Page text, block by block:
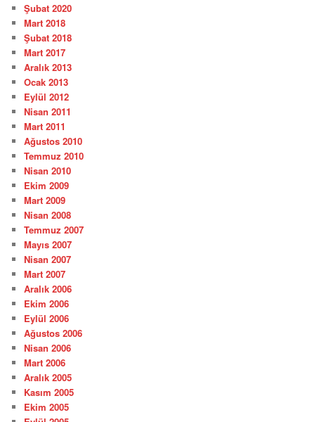
Şubat 2020
Mart 2018
Şubat 2018
Mart 2017
Aralık 2013
Ocak 2013
Eylül 2012
Nisan 2011
Mart 2011
Ağustos 2010
Temmuz 2010
Nisan 2010
Ekim 2009
Mart 2009
Nisan 2008
Temmuz 2007
Mayıs 2007
Nisan 2007
Mart 2007
Aralık 2006
Ekim 2006
Eylül 2006
Ağustos 2006
Nisan 2006
Mart 2006
Aralık 2005
Kasım 2005
Ekim 2005